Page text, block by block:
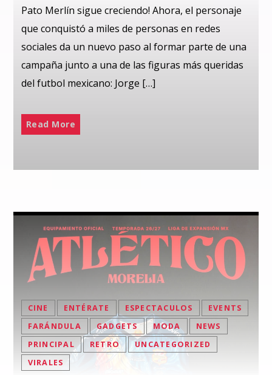
Pato Merlín sigue creciendo! Ahora, el personaje
que conquistó a miles de personas en redes
sociales da un nuevo paso al formar parte de una
campaña junto a una de las figuras más queridas
del futbol mexicano: Jorge […]
Read More
CINE ENTÉRATE ESPECTACULOS
EVENTS
FARÁNDULA
GADGETS MODA
NEWS
PRINCIPAL
RETRO
UNCATEGORIZED
VIRALES